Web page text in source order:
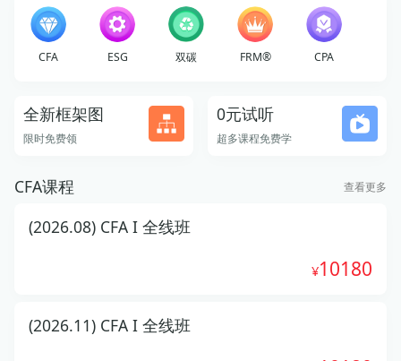
CFA ESG 双碳 FRM® CPA
全新框架图
限时免费领
0元试听
超多课程免费学
CFA课程 查看更多
(2026.08) CFA I 全线班
10180
(2026.11) CFA I 全线班